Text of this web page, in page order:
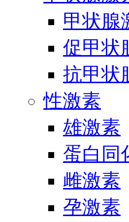
甲状腺
促甲状
抗甲状
性激素
雄激素
蛋白同
雌激素
孕激素